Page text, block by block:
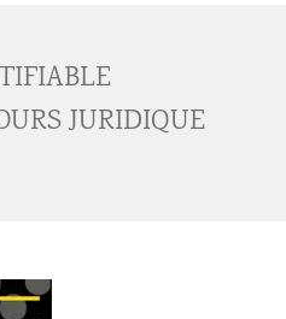
JURIDIQUE